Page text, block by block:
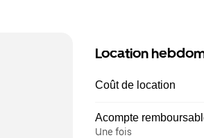
Location
Coût de location
Acompte
Une fois